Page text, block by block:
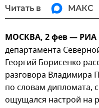
Читать в МАКС
МОСКВА, 2 фев — РИА
департамента
Георгий Борисенко
разговора Владимира
по словам дипломата,
ощущался настрой на